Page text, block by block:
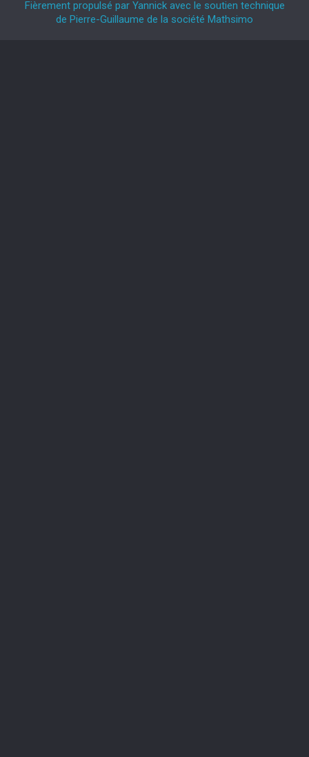
Fièrement propulsé par Yannick avec le soutien technique
de Pierre-Guillaume de la société Mathsimo